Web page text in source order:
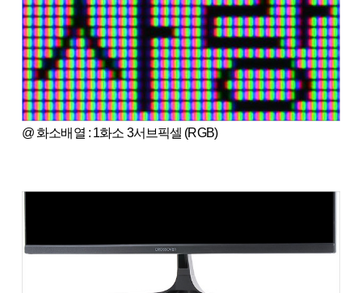
@ 화소배열 : 1화소 3서브픽셀 (RGB)